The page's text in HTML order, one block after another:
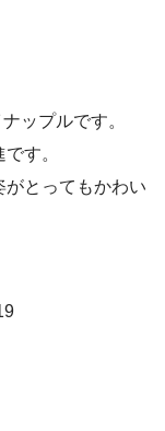
ップルです。
す。
とってもかわい